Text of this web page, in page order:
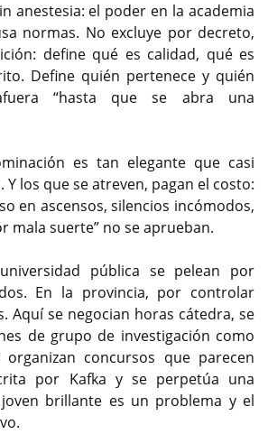
anestesia: el poder en la academia
normas. No excluye por decreto,
define qué es calidad, qué es
Define quién pertenece y quién
“hasta que se abra una
es tan elegante que casi
Y los que se atreven, pagan el costo:
en ascensos, silencios incómodos,
mala suerte” no se aprueban.
pública se pelean por
En la provincia, por controlar
Aquí se negocian horas cátedra, se
de grupo de investigación como
concursos que parecen
por Kafka y se perpetúa una
brillante es un problema y el